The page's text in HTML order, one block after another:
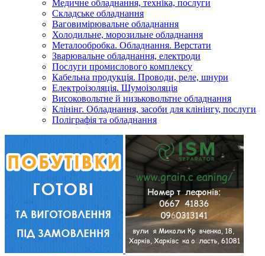
Медичне обладнання, техніка, послуги
Складське обладнання
Ваговимірювальне обладнання
Холодильне, морозильне обладнання
Металообробка. Обладнання. Верстати
Зварювальне обладнання, електроди
Послуги промислового комплексу
Кабельна продукція. Проводи, реле, шнури
Електроізоляція. Шумоізоляція
Високовольтне й низьковольтне обладнання
Клінінг. Обладнання, засоби для клінінгу, послуги
Поліграфія та обладнання